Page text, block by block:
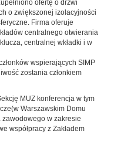
ofertę o drzwi
o zwiększonej izolacyjności
Firma oferuje
centralnego otwierania
centralnej wkładki i w
wspierających SIMP
zostania członkiem
MUZ konferencja w tym
Warszawskim Domu
w zakresie
współpracy z Zakładem